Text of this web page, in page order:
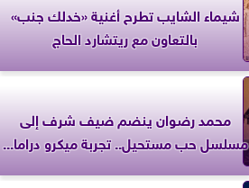
شيماء الشايب تطرح أغنية «خدلك جنب»
بالتعاون مع ريتشارد الحاج
محمد رضوان ينضم ضيف شرف إلى
مسلسل حب مستحيل.. تجربة ميكرو دراما...